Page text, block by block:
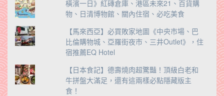
橫濱一日》紅磚倉庫、港區未來21、百貨購
物、日清博物館、關內住宿、必吃美食
【馬來西亞】必買敗家地圖《中央市場、巴
比倫購物城、亞羅街夜市、三井Outlet》，住
宿推薦EQ Hotel
【日本食記】德壽燒肉超驚豔！頂級白老和
牛拼盤大滿足，還有這兩樣必點隱藏版主
食！